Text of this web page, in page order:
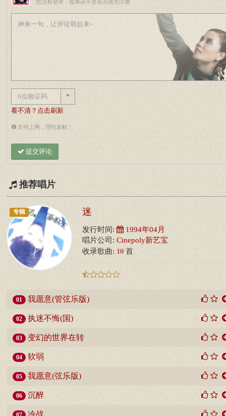
您没有登录，如果还不是会员请先注册
*
看不清？点击刷新
文明上网，理性发帖！
提交评论
推荐唱片
专辑 迷
发行时间: 1994年04月
唱片公司: Cinepoly新艺宝
收录歌曲: 10 首
01 我愿意(管弦乐版)
02 执迷不悔(国)
03 变幻的世界在转
04 软弱
05 我愿意(弦乐版)
06 沉醉
冷战